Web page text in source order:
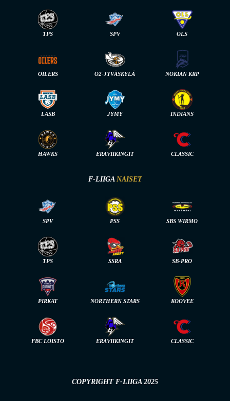
TPS SPV OLS
OILERS O2-JYVÄSKYLÄ NOKIAN KRP
LASB JYMY INDIANS
HAWKS ERÄVIIKINGIT CLASSIC
F-LIIGA NAISET
SPV PSS SBS WIRMO
TPS SSRA SB-PRO
PIRKAT NORTHERN STARS KOOVEE
FBC LOISTO ERÄVIIKINGIT CLASSIC
COPYRIGHT F-LIIGA 2025